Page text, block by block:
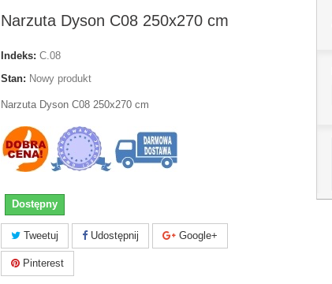
Narzuta Dyson C08 250x270 cm
Indeks: C.08
Stan: Nowy produkt
Narzuta Dyson C08 250x270 cm
Dostępny
Tweetuj Udostępnij Google+
Pinterest